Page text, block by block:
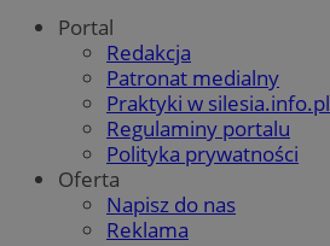
Portal
Redakcja
Patronat medialny
Praktyki w silesia.info.pl
Regulaminy portalu
Polityka prywatności
Oferta
Napisz do nas
Reklama
CookieScriptConsent